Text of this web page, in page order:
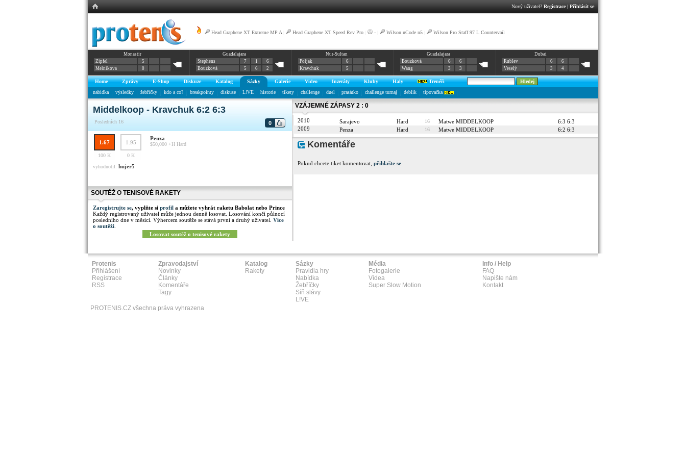
Nový uživatel? Registrace| Přihlásit se
Head Graphene XT Extreme MP A Head Graphene XT Speed Rev Pro - Wilson nCode n5 Wilson Pro Staff 97 L Countervail
Monastir
Zipfel
5
Melnikova
0
Guadalajara
Stephens
7 1
6
Bouzková
5 6 2
Nur-Sultan
Poljak
6
Kravchuk
5
Guadalajara
Bouzková
6
6
Wang
3 3
Dubai
Rublev
6
6
Veselý
3 4
Home Zprávy E-Shop Diskuze Katalog Sázky Galerie Video Inzeráty Kluby Haly
Trenéři
nabídka
výsledky žebříčky kdo a co? breakpointy diskuse L!VE historie tikety challenge duel prasátko challenge turnaj deblík tipovačka
Middelkoop - Kravchuk 6:2 6:3
Posledních 16 0
1.67 1.95
Penza
$50,000 +H Hard
100 K
0 K
vyhodnotil: hujer5
SOUTĚŽ O TENISOVÉ RAKETY
Zaregistrujte se, vyplňte si profil a můžete vyhrát raketu Babolat nebo Prince
Každý registrovaný uživatel může jednou denně losovat. Losování končí půlnocí
posledního dne v měsíci. Výhercem soutěže se stává první a druhý uživatel. Více
o soutěži
Losovat soutěž o tenisové rakety
VZÁJEMNÉ ZÁPASY 2 : 0
2010 Sarajevo Hard 16 Matwe MIDDELKOOP
6:3 6:3
2009
Penza Hard 16 Matwe MIDDELKOOP 6:2 6:3
Komentáře
Pokud chcete tiket komentovat, přihlašte se
Protenis
Přihlášení
Registrace
RSS
Zpravodajství
Novinky
Články
Komentáře
Tagy
Katalog
Rakety
Sázky
Pravidla hry
Nabídka
Žebříčky
Síň slávy
L!VE
Média
Fotogalerie
Videa
Super Slow Motion
Info / Help
FAQ
Napište nám
Kontakt
PROTENIS.CZ všechna práva vyhrazena